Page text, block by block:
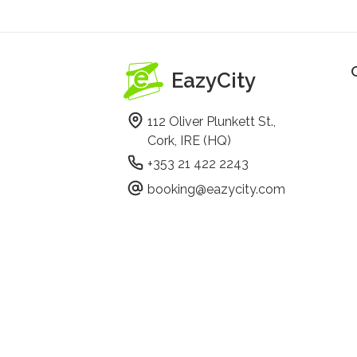
EazyCity
112 Oliver Plunkett St.,
Cork, IRE (HQ)
+353 21 422 2243
booking@eazycity.com